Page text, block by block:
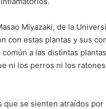
Miyazaki, de la
con estas plantas y sus
común a las distintas
ni los perros ni los
que se sienten atraídos por